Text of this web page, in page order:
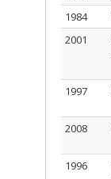
1984
2001
1997
2008
1996